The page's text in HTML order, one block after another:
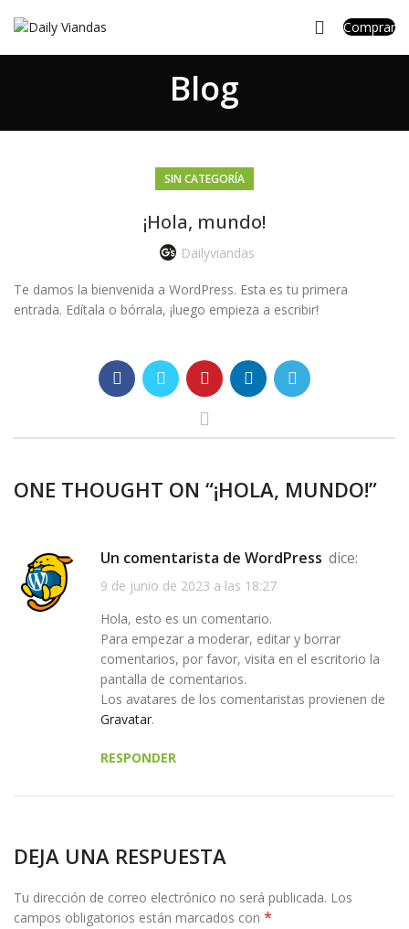
Comprar
Blog
SIN CATEGORÍA
¡Hola, mundo!
Dailyviandas
Te damos la bienvenida a WordPress. Esta es tu primera
entrada. Edítala o bórrala, ¡luego empieza a escribir!
ONE THOUGHT ON “¡HOLA, MUNDO!”
Un comentarista de WordPress dice:
9 de junio de 2023 a las 18:27
Hola, esto es un comentario.
Para empezar a moderar, editar y borrar
comentarios, por favor, visita en el escritorio la
pantalla de comentarios.
Los avatares de los comentaristas provienen de
Gravatar.
RESPONDER
DEJA UNA RESPUESTA
Tu dirección de correo electrónico no será publicada. Los
campos obligatorios están marcados con *